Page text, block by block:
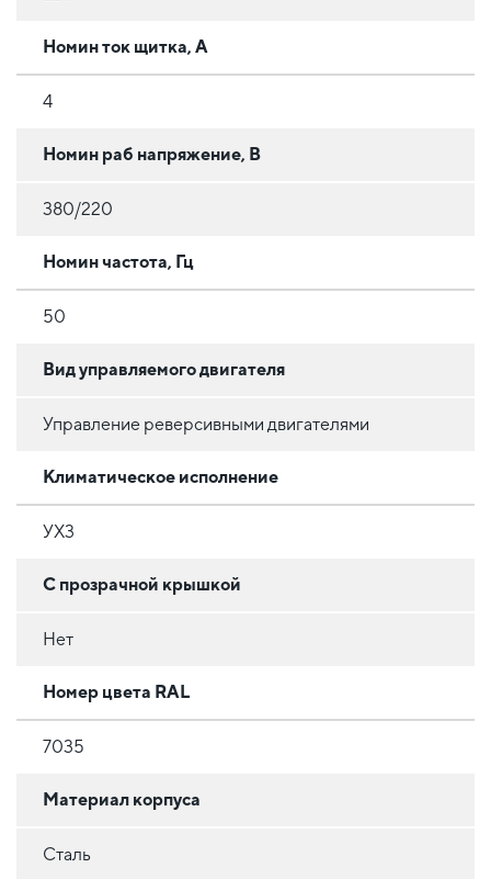
Номин ток щитка, А
4
Номин раб напряжение, В
380/220
Номин частота, Гц
50
Вид управляемого двигателя
Управление реверсивными двигателями
Климатическое исполнение
УХ3
С прозрачной крышкой
Нет
Номер цвета RAL
7035
Материал корпуса
Сталь